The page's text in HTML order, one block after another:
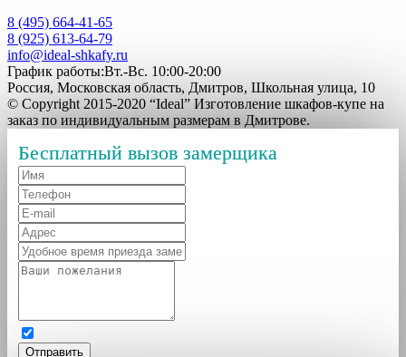
8 (495) 664-41-65
8 (925) 613-64-79
info@ideal-shkafy.ru
График работы:Вт.-Вс. 10:00-20:00
Россия, Московская область, Дмитров, Школьная улица, 10
© Copyright 2015-2020 “Ideal” Изготовление шкафов-купе на
заказ по индивидуальным размерам в Дмитрове.
Бесплатный вызов замерщика